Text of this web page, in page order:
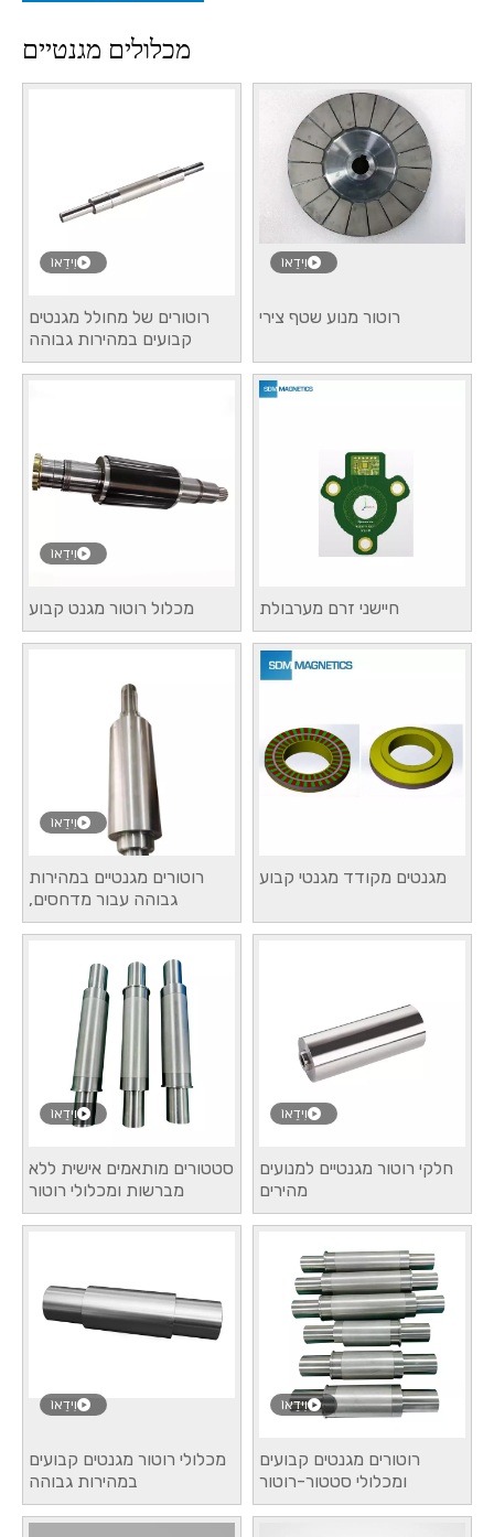
מכלולים מגנטיים
וִידֵאוֹ
רוטור מנוע שטף צירי
וִידֵאוֹ
רוטורים של מחולל מגנטים
קבועים במהירות גבוהה
חיישני זרם מערבולת
וִידֵאוֹ
מכלול רוטור מגנט קבוע
מגנטים מקודד מגנטי קבוע
וִידֵאוֹ
רוטורים מגנטיים במהירות
גבוהה עבור מדחסים,
משאבות ומערכות HVAC
וִידֵאוֹ
חלקי רוטור מגנטיים למנועים
מהירים
וִידֵאוֹ
סטטורים מותאמים אישית ללא
מברשות ומכלולי רוטור
במהירות גבוהה
וִידֵאוֹ
רוטורים מגנטים קבועים
ומכלולי סטטור-רוטור
מותאמים אישית במהירות
וִידֵאוֹ
מכלולי רוטור מגנטים קבועים
במהירות גבוהה